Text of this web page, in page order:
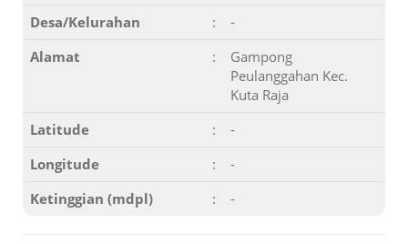
Desa/Kelurahan
:
-
Alamat
:
Gampong
Peulanggahan Kec.
Kuta Raja
Latitude
:
-
Longitude
:
-
Ketinggian (mdpl)
: -